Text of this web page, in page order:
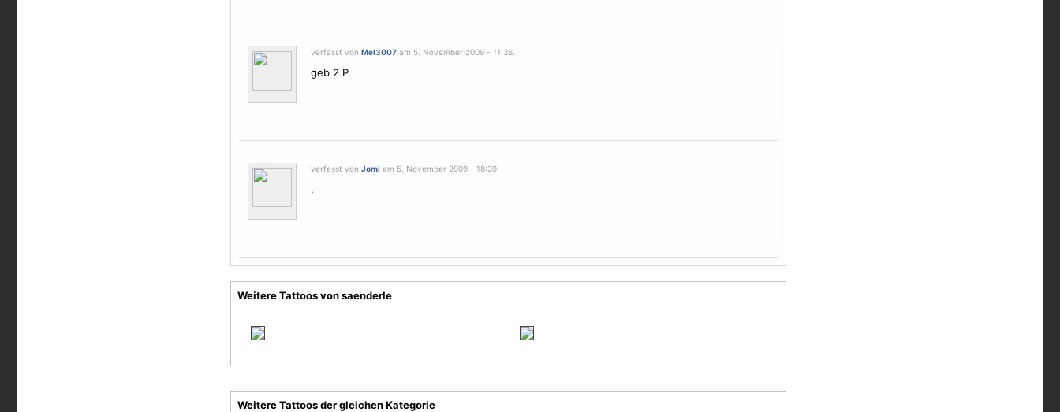
verfasst von Mel3007am 5. November 2009 - 11:36.
geb 2 P
verfasst von Jomi am 5. November 2009 - 18:39.
.
Weitere Tattoos von saenderle
Weitere Tattoos der gleichen Kategorie